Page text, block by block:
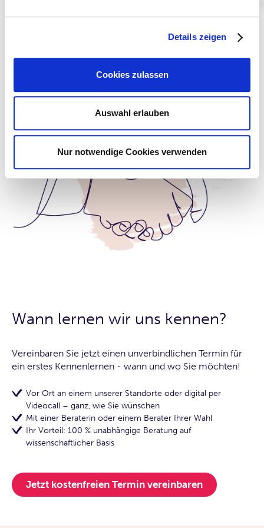
Details zeigen
Cookies zulassen
Auswahl erlauben
Nur notwendige Cookies verwenden
Wann lernen wir uns kennen?
Vereinbaren Sie jetzt einen unverbindlichen Termin für
ein erstes Kennenlernen - wann und wo Sie möchten!
Vor Ort an einem unserer Standorte oder digital per
Videocall – ganz, wie Sie wünschen
Mit einer Beraterin oder einem Berater Ihrer Wahl
Ihr Vorteil: 100 % unabhängige Beratung auf
wissenschaftlicher Basis
Jetzt kostenfreien Termin vereinbaren